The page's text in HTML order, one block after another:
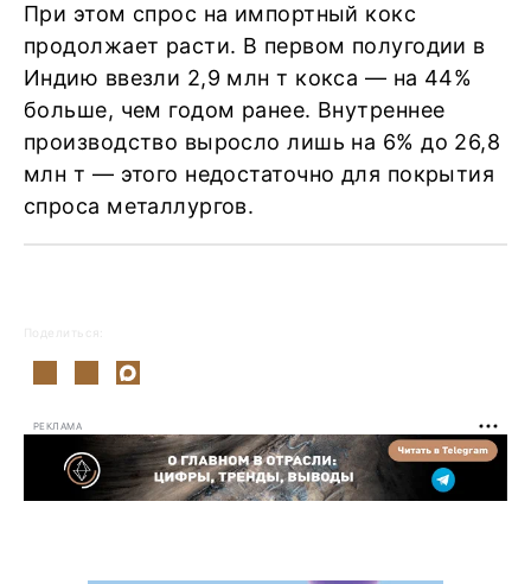
При этом спрос на импортный кокс
продолжает расти. В первом полугодии в
Индию ввезли 2,9 млн т кокса — на 44%
больше, чем годом ранее. Внутреннее
производство выросло лишь на 6% до 26,8
млн т — этого недостаточно для покрытия
спроса металлургов.
Поделиться:
РЕКЛАМА